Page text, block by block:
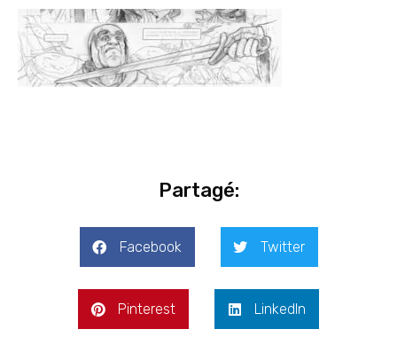
Partagé:
Facebook Twitter
Pinterest LinkedIn